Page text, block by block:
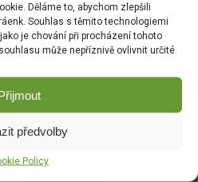
Děláme to, abychom zlepšili
Souhlas s těmito technologiemi
je chování při procházení tohoto
může nepříznivě ovlivnit určité
předvolby
Policy
Dobrá semena - Sója
Edamame - Chiba Green
10g 3972
DO KOŠÍKU
52.00
Tykev muškátová -
DO KOŠÍKU